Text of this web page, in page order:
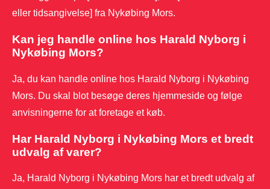
eller tidsangivelse] fra Nykøbing Mors.
Kan jeg handle online hos Harald Nyborg i
Nykøbing Mors?
Ja, du kan handle online hos Harald Nyborg i Nykøbing
Mors. Du skal blot besøge deres hjemmeside og følge
anvisningerne for at foretage et køb.
Har Harald Nyborg i Nykøbing Mors et bredt
udvalg af varer?
Ja, Harald Nyborg i Nykøbing Mors har et bredt udvalg af